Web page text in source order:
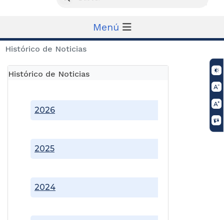
Menú
Histórico de Noticias
Histórico de Noticias
2024
2025
2026